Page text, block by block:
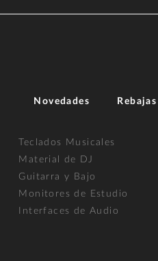
Novedades Rebajas
Teclados Musicales
Material de DJ
Guitarra y Bajo
Monitores de Estudio
Interfaces de Audio